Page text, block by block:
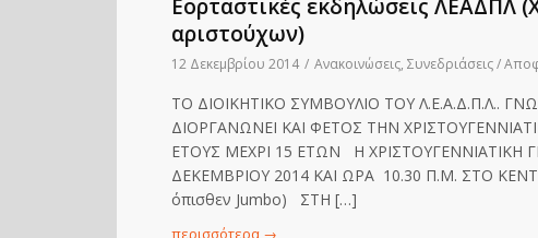
Εορταστικές εκδηλώσεις ΛΕΑΔΠΛ
αριστούχων)
12 Δεκεμβρίου 2014 / Ανακοινώσεις, Συνεδριάσεις /
ΤΟ ΔΙΟΙΚΗΤΙΚΟ ΣΥΜΒΟΥΛΙΟ ΤΟΥ Λ.Ε.Α.Δ.Π.Λ..
ΔΙΟΡΓΑΝΩΝΕΙ ΚΑΙ ΦΕΤΟΣ ΤΗΝ
ΕΤΟΥΣ ΜΕΧΡΙ 15 ΕΤΩΝ Η ΧΡΙΣΤΟΥΓΕΝΝΙΑΤΙΚΗ
ΔΕΚΕΜΒΡΙΟΥ 2014 ΚΑΙ ΩΡΑ 10.30 Π.Μ. ΣΤΟ
όπισθεν Jumbo) ΣΤΗ […]
περισσότερα →